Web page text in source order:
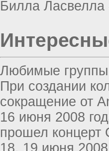
Билла Ласвелла
Любимые
При создании
сокращение от
16 июня 2008
прошел концерт